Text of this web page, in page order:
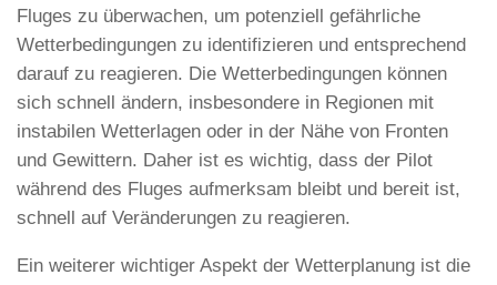
Fluges zu überwachen, um potenziell gefährliche
Wetterbedingungen zu identifizieren und entsprechend
darauf zu reagieren. Die Wetterbedingungen können
sich schnell ändern, insbesondere in Regionen mit
instabilen Wetterlagen oder in der Nähe von Fronten
und Gewittern. Daher ist es wichtig, dass der Pilot
während des Fluges aufmerksam bleibt und bereit ist,
schnell auf Veränderungen zu reagieren.
Ein weiterer wichtiger Aspekt der Wetterplanung ist die